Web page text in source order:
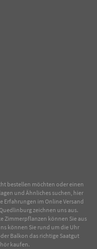
bestellen möchten oder einen
und Ähnliches suchen, hier
Erfahrungen im OnlineVersand
zeichnen uns aus.
Zimmerpflanzen können Sie aus
können Sie rund um die Uhr
Balkon das richtige Saatgut
kaufen.